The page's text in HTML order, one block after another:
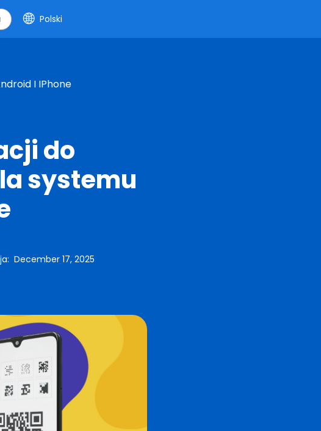
Polski
I IPhone
do
systemu
: December 17, 2025